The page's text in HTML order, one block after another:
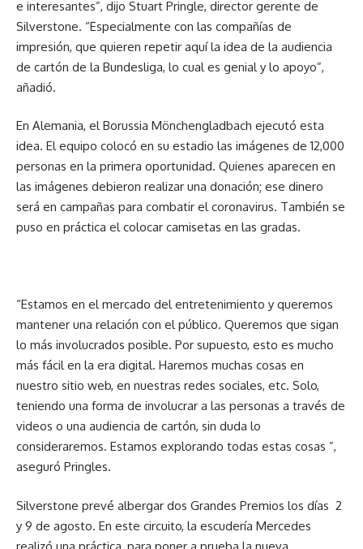
e interesantes”, dijo Stuart Pringle, director gerente de
Silverstone. “Especialmente con las compañías de
impresión, que quieren repetir aquí la idea de la audiencia
de cartón de la Bundesliga, lo cual es genial y lo apoyo”,
añadió.
En Alemania, el Borussia Mönchengladbach ejecutó esta
idea. El equipo colocó en su estadio las imágenes de 12,000
personas en la primera oportunidad. Quienes aparecen en
las imágenes debieron realizar una donación; ese dinero
será en campañas para combatir el coronavirus. También se
puso en práctica el colocar camisetas en las gradas.
“Estamos en el mercado del entretenimiento y queremos
mantener una relación con el público. Queremos que sigan
lo más involucrados posible. Por supuesto, esto es mucho
más fácil en la era digital. Haremos muchas cosas en
nuestro sitio web, en nuestras redes sociales, etc. Solo,
teniendo una forma de involucrar a las personas a través de
videos o una audiencia de cartón, sin duda lo
consideraremos. Estamos explorando todas estas cosas ”,
aseguró Pringles.
Silverstone prevé albergar dos Grandes Premios los días 2
y 9 de agosto. En este circuito, la escudería Mercedes
realizó una práctica, para poner a prueba la nueva